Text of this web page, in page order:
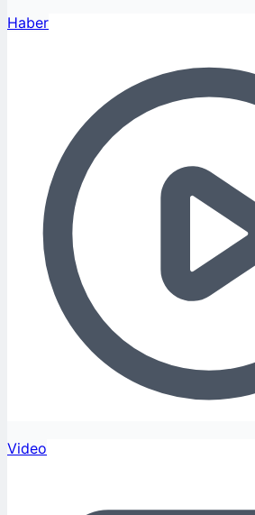
Haber
Video